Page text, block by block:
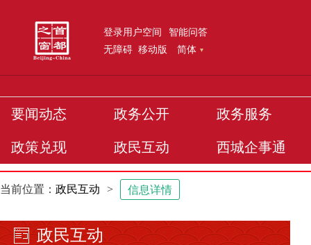
登录用户空间 智能问答
无障碍 移动版 简体
要闻动态 政务公开 政务服务
政策兑现 政民互动 西城企事通
当前位置： 政民互动 > 信息详情
政民互动